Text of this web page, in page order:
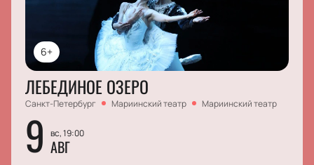
6+
ЛЕБЕДИНОЕ ОЗЕРО
Санкт-Петербург Мариинский театр Мариинский театр
9 вс, 19:00
АВГ